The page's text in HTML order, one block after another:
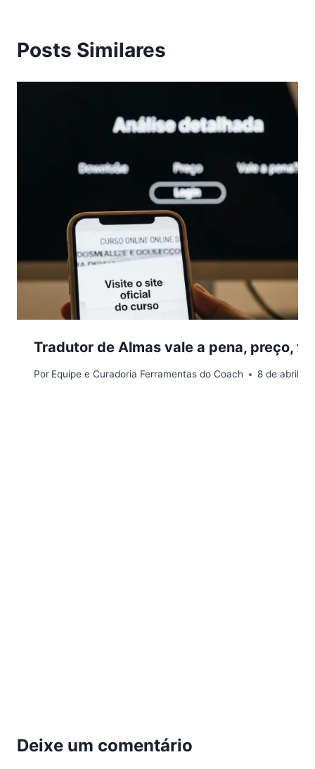
Posts Similares
Tradutor de Almas vale a pena, preço,
Por Equipe e Curadoria Ferramentas do Coach 8 de abril
Deixe um comentário